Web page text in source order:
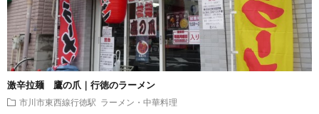
激辛拉麺 鷹の爪｜行徳のラーメン
市川市東西線行徳駅 ラーメン・中華料理